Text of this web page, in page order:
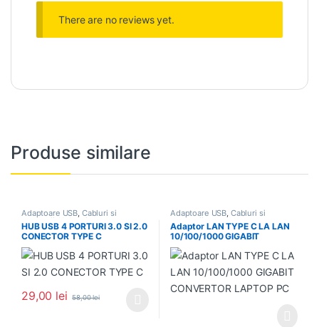
There are no reviews yet.
Produse similare
Adaptoare USB, Cabluri si
accesorii, Hub-uri
HUB USB 4 PORTURI 3.0 SI 2.0
CONECTOR TYPE C
29,00 lei 58,00lei
Adaptoare USB, Cabluri si
accesorii
Adaptor LAN TYPE C LA LAN
10/100/1000 GIGABIT
CONVERTOR LAPTOP PC